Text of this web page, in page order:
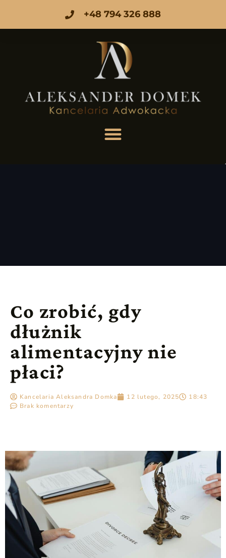
+48 794 326 888
Co zrobić, gdy
dłużnik
alimentacyjny nie
płaci?
Kancelaria Aleksandra Domka 12 lutego, 2025
18:43
Brak komentarzy